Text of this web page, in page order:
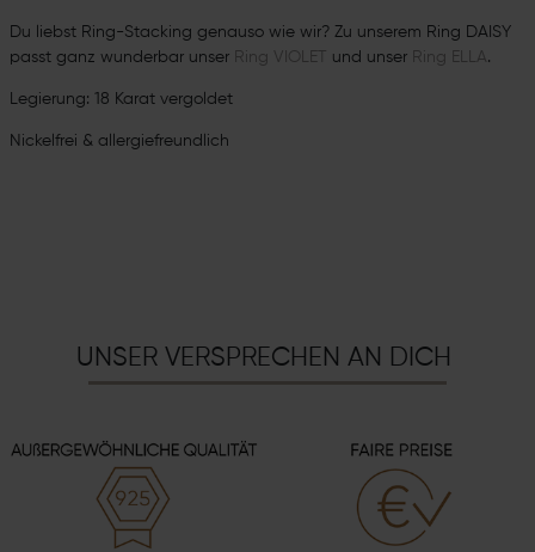
Du liebst Ring-Stacking genauso wie wir? Zu unserem Ring DAISY
passt ganz wunderbar unser Ring VIOLET und unser Ring ELLA.
Legierung: 18 Karat vergoldet
Nickelfrei & allergiefreundlich
UNSER VERSPRECHEN AN DICH